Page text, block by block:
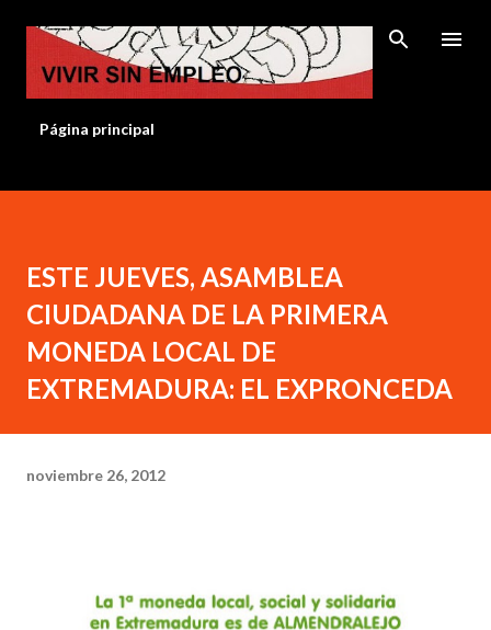
Ir al contenido principal
Página principal
ESTE JUEVES, ASAMBLEA
CIUDADANA DE LA PRIMERA
MONEDA LOCAL DE
EXTREMADURA: EL EXPRONCEDA
noviembre 26, 2012